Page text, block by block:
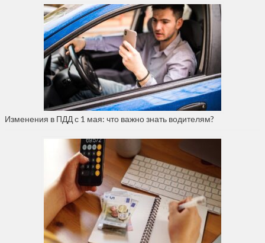
Изменения в ПДД с 1 мая: что важно знать водителям?